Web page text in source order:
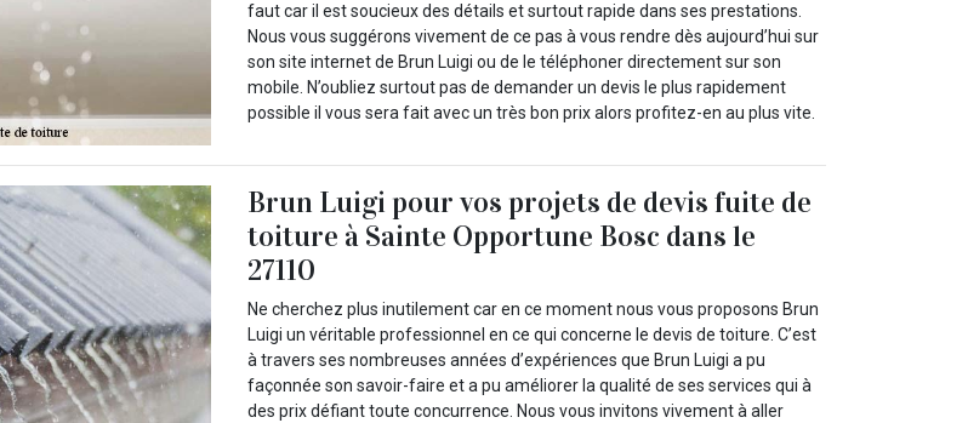
faut car il est soucieux des détails et surtout rapide dans ses prestations.
Nous vous suggérons vivement de ce pas à vous rendre dès aujourd’hui sur
son site internet de Brun Luigi ou de le téléphoner directement sur son
mobile. N’oubliez surtout pas de demander un devis le plus rapidement
possible il vous sera fait avec un très bon prix alors profitez-en au plus vite.
Brun Luigi pour vos projets de devis fuite de
toiture à Sainte Opportune Bosc dans le
27110
Ne cherchez plus inutilement car en ce moment nous vous proposons Brun
Luigi un véritable professionnel en ce qui concerne le devis de toiture. C’est
à travers ses nombreuses années d’expériences que Brun Luigi a pu
façonnée son savoir-faire et a pu améliorer la qualité de ses services qui à
des prix défiant toute concurrence. Nous vous invitons vivement à aller